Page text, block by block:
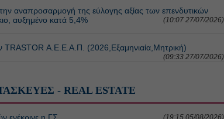
αναπροσαρμογή της εύλογης αξίας των επενδυτικών
αυξημένο κατά 5,4%
(10:07 27/07/2026)
Α.Ε.Ε.Α.Π. (2026,Εξαμηνιαία,Μητρική)
(09:33 27/07/2026)
- REAL ESTATE
ενέκρινε η ΓΣ (19:15 05/08/2026)